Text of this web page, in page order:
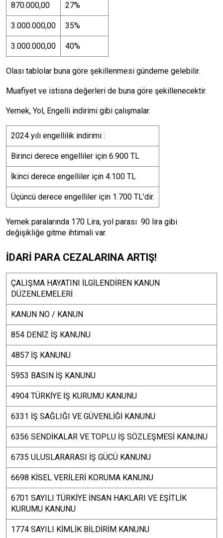
870.000,00 27%
3.000.000,00 35%
3.000.000,00 40%
Olası tablolar buna göre şekillenmesi gündeme gelebilir.
Muafiyet ve istisna değerleri de buna göre şekillenecektir.
Yemek, Yol, Engelli indirimi gibi çalışmalar.
2024 yılı engellilik indirimi :
Birinci derece engelliler için 6.900 TL
İkinci derece engelliler için 4.100 TL
Üçüncü derece engelliler için 1.700 TL’dir.
Yemek paralarında 170 Lira, yol parası 90 lira gibi
değişikliğe gitme ihtimali var.
İDARİ PARA CEZALARINA ARTIŞ!
ÇALIŞMA HAYATINI İLGİLENDİREN KANUN
DÜZENLEMELERİ
KANUN NO / KANUN
854 DENİZ İŞ KANUNU
4857 İŞ KANUNU
5953 BASIN İŞ KANUNU
4904 TÜRKİYE İŞ KURUMU KANUNU
6331 İŞ SAĞLIĞI VE GÜVENLİĞİ KANUNU
6356 SENDİKALAR VE TOPLU İŞ SÖZLEŞMESİ KANUNU
6735 ULUSLARARASI İŞ GÜCÜ KANUNU
6698 KİSEL VERİLERİ KORUMA KANUNU
6701 SAYILI TÜRKİYE İNSAN HAKLARI VE EŞİTLİK
KURUMU KANUNU
1774 SAYILI KİMLİK BİLDİRİM KANUNU